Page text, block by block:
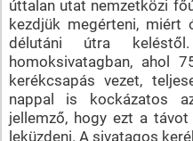
úttalan utat nemzetközi
kezdjük megérteni, miért
délutáni útra
homoksivatagban, ahol
kerékcsapás vezet,
nappal is kockázatos
jellemző, hogy ezt a
leküzdeni. A sivatagos